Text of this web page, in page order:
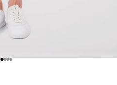
Ir al artículo 1
Ir al artículo 2
Ir al artículo 3
Ir al artículo 4